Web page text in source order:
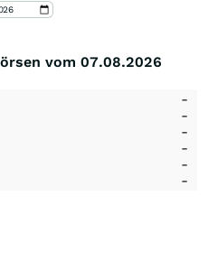
vom 07.08.2026
-
-
-
-
-
-